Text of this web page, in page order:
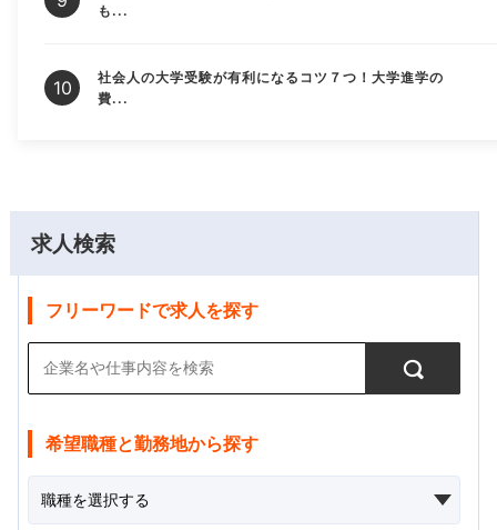
求人検索
フリーワードで求人を探す
希望職種と勤務地から探す
も...
社会人の大学受験が有利になるコツ７つ！大学進学の
費...